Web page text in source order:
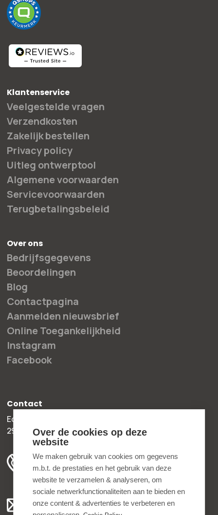
Klantenservice
Veelgestelde vragen
Verzendkosten
Zakelijk bestellen
Privacy policy
Uitleg ontwerptool
Algemene voorwaarden
Servicevoorwaarden
Terugbetalingsbeleid
Over ons
Bedrijfsgegevens
Beoordelingen
Blog
Contactpagina
Aanmelden nieuwsbrief
Online Toegankelijkheid
Instagram
Facebook
Contact
Edisonweg 30b
2952 AD Alblasserdam
+31 78 204 90 50
ma t/m vr 8.00 - 16.30 uur
Algemeen:
info@bedankjes.nl
Over de cookies op deze
website
We maken gebruik van cookies om gegevens
m.b.t. de prestaties en het gebruik van deze
website te verzamelen & analyseren, om
sociale netwerkfunctionaliteiten aan te bieden en
onze content & advertenties te verbeteren en